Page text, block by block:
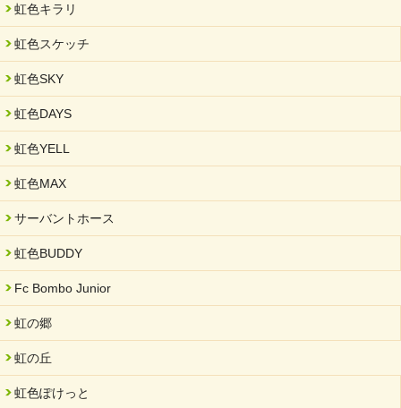
虹色キラリ
虹色スケッチ
虹色SKY
虹色DAYS
虹色YELL
虹色MAX
サーバントホース
虹色BUDDY
Fc Bombo Junior
虹の郷
虹の丘
虹色ぽけっと